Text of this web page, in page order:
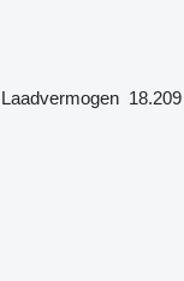
Laadvermogen 18.209